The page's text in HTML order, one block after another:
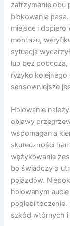
zatrzymanie obu
blokowania
miejsce i
montażu,
sytuacja
lub bez
ryzyko kolejnego
sensowniejsze
Holowanie
objawy
wspomagania
skuteczności
wężykowanie
bo świadczy o
pojazdów.
holowanym
pogłębi
szkód wtórnych i